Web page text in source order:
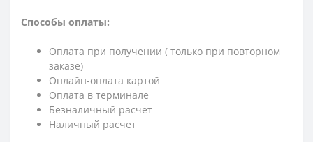
Способы оплаты:
Оплата при получении ( только при повторном
заказе)
Онлайн-оплата картой
Оплата в терминале
Безналичный расчет
Наличный расчет